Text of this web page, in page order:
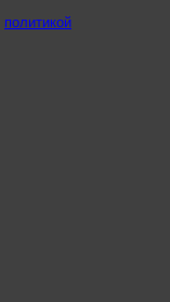
политикой